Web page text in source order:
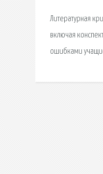
Литературная
включая
ошибками